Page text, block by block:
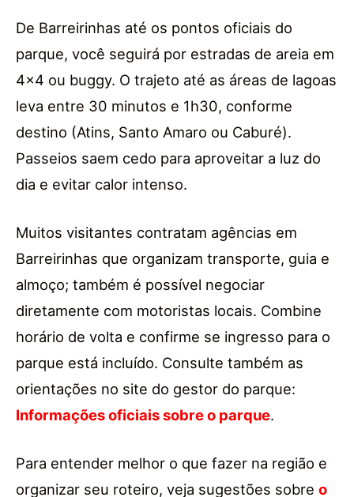
De Barreirinhas até os pontos oficiais do
parque, você seguirá por estradas de areia em
4×4 ou buggy. O trajeto até as áreas de lagoas
leva entre 30 minutos e 1h30, conforme
destino (Atins, Santo Amaro ou Caburé).
Passeios saem cedo para aproveitar a luz do
dia e evitar calor intenso.
Muitos visitantes contratam agências em
Barreirinhas que organizam transporte, guia e
almoço; também é possível negociar
diretamente com motoristas locais. Combine
horário de volta e confirme se ingresso para o
parque está incluído. Consulte também as
orientações no site do gestor do parque:
Informações oficiais sobre o parque.
Para entender melhor o que fazer na região e
organizar seu roteiro, veja sugestões sobre o